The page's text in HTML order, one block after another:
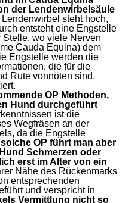
der Lendenwirbelsäule
Lendenwirbel steht hoch,
entsteht eine Engstelle
wo viele Nerven
Cauda Equina) dem
Engstelle werden die
die für die
Rute vonnöten sind,
OP Methoden,
Hund durchgeführt
ist die
Wegfräsen an der
da die Engstelle
solche OP führt man aber
Schmerzen oder
erst im Alter von ein
Nähe des Rückenmarks
entsprechenden
und verspricht in
Vermittlung nicht so